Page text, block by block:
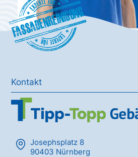
Fassadenreinigung
Kontakt
Josephsplatz 8
90403 Nürnberg